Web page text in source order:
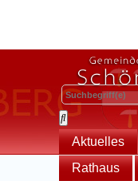
Aktuelles
Rathaus